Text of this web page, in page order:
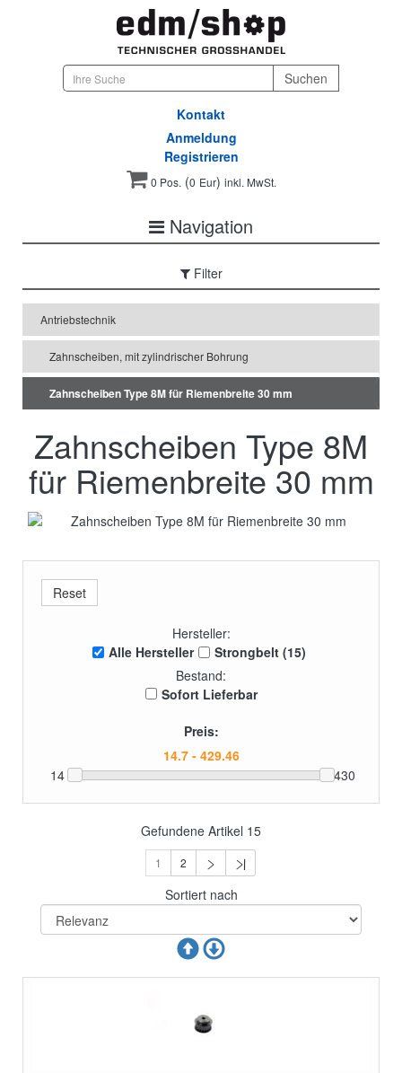
Kontakt
Anmeldung
Registrieren
0 Pos.(0 Eur) inkl. MwSt.
Navigation
Filter
Antriebstechnik
Zahnscheiben, mit zylindrischer Bohrung
Zahnscheiben Type 8M für Riemenbreite 30 mm
Zahnscheiben Type 8M
für Riemenbreite 30 mm
Hersteller:
Alle Hersteller
Strongbelt (15)
Bestand:
Sofort Lieferbar
Preis:
14 430
Gefundene Artikel 15
1 2
Sortiert nach